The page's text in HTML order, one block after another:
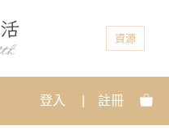
資源
登入 註冊